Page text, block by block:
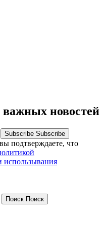
важных новостей
Subscribe Subscribe
подтверждаете, что
использывания
Поиск Поиск